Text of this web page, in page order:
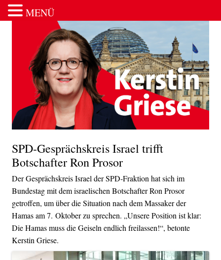
Zum Inhalt springen
SPD-Gesprächskreis Israel trifft
Botschafter Ron Prosor
Der Gesprächskreis Israel der SPD-Fraktion hat sich im
Bundestag mit dem israelischen Botschafter Ron Prosor
getroffen, um über die Situation nach dem Massaker der
Hamas am 7. Oktober zu sprechen. „Unsere Position ist klar:
Die Hamas muss die Geiseln endlich freilassen!“, betonte
Kerstin Griese.
MENÜ